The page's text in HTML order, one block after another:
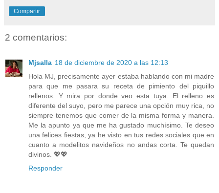
Compartir
2 comentarios:
Mjsalla 18 de diciembre de 2020 a las 12:13
Hola MJ, precisamente ayer estaba hablando con mi madre
para que me pasara su receta de pimiento del piquillo
rellenos. Y mira por donde veo esta tuya. El relleno es
diferente del suyo, pero me parece una opción muy rica, no
siempre tenemos que comer de la misma forma y manera.
Me la apunto ya que me ha gustado muchísimo. Te deseo
una felices fiestas, ya he visto en tus redes sociales que en
cuanto a modelitos navideños no andas corta. Te quedan
divinos. 💖💖
Responder